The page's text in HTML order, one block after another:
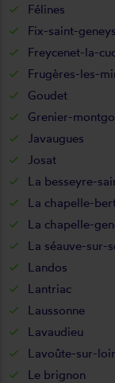
Félines
Fix-saint-geneys
Freycenet-la-
Frugères-les-
Goudet
Grenier-
Javaugues
Josat
La besseyre-
La chapelle-
La chapelle-
La séauve-sur-
Landos
Lantriac
Laussonne
Lavaudieu
Lavoûte-sur-
Le brignon